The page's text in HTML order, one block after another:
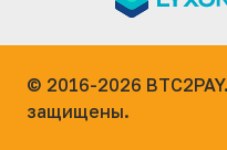
© 2016-2026
защищены.